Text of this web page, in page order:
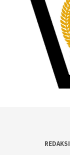
REDAKSI